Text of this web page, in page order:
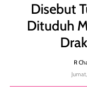
Disebut
Dituduh
R